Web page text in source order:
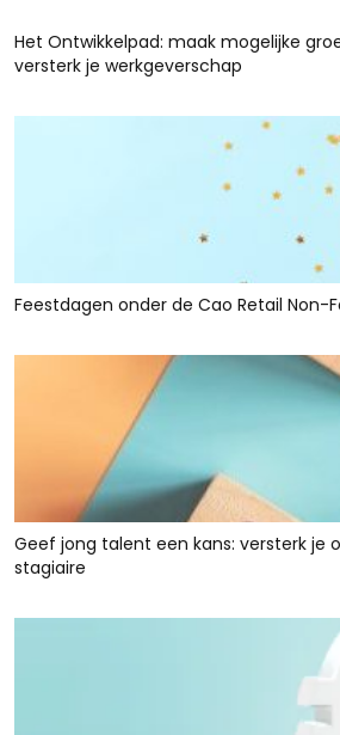
Het Ontwikkelpad: maak mogelijke
versterk je werkgeverschap
Feestdagen onder de Cao Retail Non-
Geef jong talent een kans: versterk je
stagiaire